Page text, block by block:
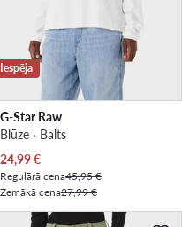
Iespēja
G-Star Raw
Blūze · Balts
Pašreizējā cena
24,99€
Regulārā cena45,95 €
Zemākā cena27,99 €